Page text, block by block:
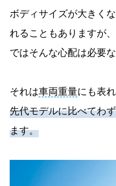
ボディサイズが大きく
れることもありますが
ではそんな心配は必要な
それは車両重量にも表
先代モデルに比べてわ
ます。